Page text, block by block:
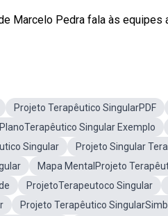
Marcelo Pedra fala às equipes
Projeto Terapêutico SingularPDF
PlanoTerapêutico Singular Exemplo
Singular
Projeto Singular
Mapa MentalProjeto
ProjetoTerapeutoco Singular
Projeto Terapêutico